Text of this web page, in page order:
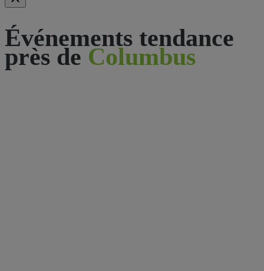
Événements tendance
près de Columbus